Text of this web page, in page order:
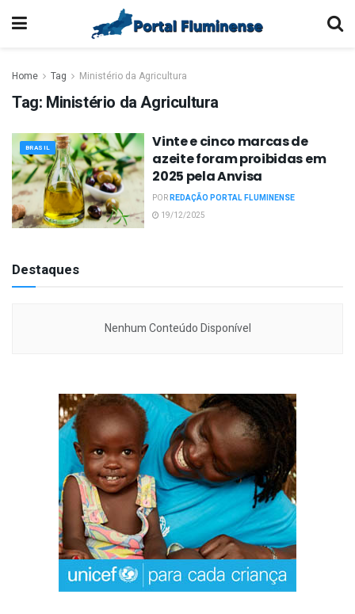
Home Tag Ministério da Agricultura
Tag: Ministério da Agricultura
BRASIL
Vinte e cinco marcas de
azeite foram proibidas em
2025 pela Anvisa
PORREDAÇÃO PORTAL FLUMINENSE
19/12/2025
Destaques
Nenhum Conteúdo Disponível